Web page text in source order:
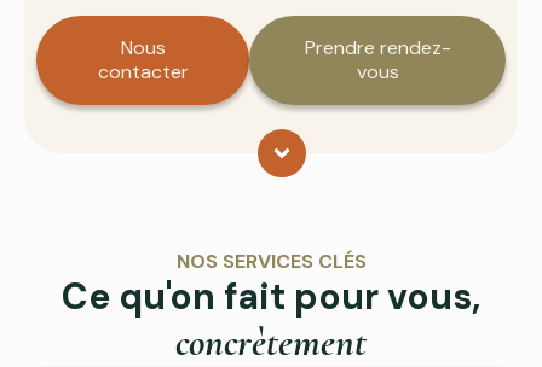
Nous
contacter
Prendre rendez-
vous
NOS SERVICES CLÉS
Ce qu'on fait pour vous,
concrètement